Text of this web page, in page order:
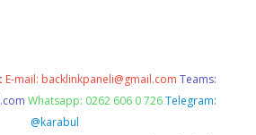
E-mail: backlinkpaneli@gmail.com Teams:
Whatsapp: 0262 606 0 726 Telegram:
@karabul